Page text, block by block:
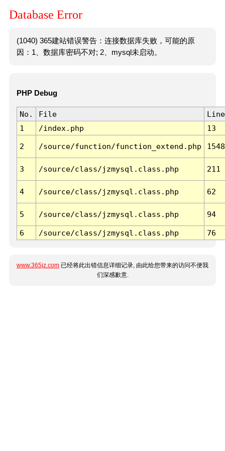
Database Error
(1040) 365建站错误警告：连接数据库失败，可能的原
因：1、数据库密码不对; 2、mysql未启动。
PHP Debug
No. File
Line
1
/index.php 13
2 /source/function/function_extend.php 1548
3 /source/class/jzmysql.class.php 211
4 /source/class/jzmysql.class.php 62
5 /source/class/jzmysql.class.php 94
6 /source/class/jzmysql.class.php 76
www.365jz.com 已经将此出错信息详细记录, 由此给您带来的访问不便我
们深感歉意.